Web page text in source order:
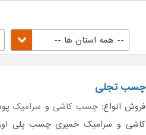
-- همه استان ها --
چسب تجلی
فروش انواع:چسب کاشی و سرامیک
کاشی و سرامیک خمیری چسب پلی